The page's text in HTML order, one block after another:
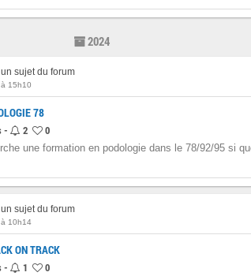
2024
sujet du forum
15h10
78
- 2 0
une formation en podologie dans le 78/92/95 si
sujet du forum
10h14
ON TRACK
- 1 0